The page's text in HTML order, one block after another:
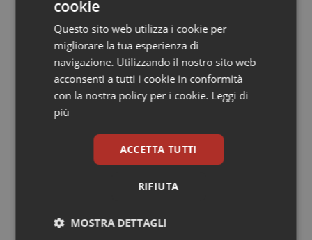
sostenibili, nel prossimo futuro disporremo di nuovi
eccellenti strumenti per combattere la malattia del
sonno, ma di nessuna capacità organizzativa di livello
nazionale in condizione di utilizzarli”, ha avvertito
Manica Balasegaram, direttore esecutivo della
Campagna per l’accesso ai farmaci di Msf. “I prossimi
mesi – ha concluso – saranno decisivi per superare le
della malattia del sonno nella Rdc e negli altri Paesi
endemici dove c’è urgente bisogno di fondi dedicati e
09 Dicembre 2012
cookie
Questo sito web utilizza i cookie per
migliorare la tua esperienza di
navigazione. Utilizzando il nostro sito web
acconsenti a tutti i cookie in conformità
con la nostra policy per i cookie. Leggi di
più
ACCETTA TUTTI
RIFIUTA
MOSTRA DETTAGLI